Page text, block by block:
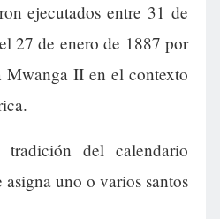
ejecutados entre 31 de
27 de enero de 1887 por
Mwanga II en el contexto
del calendario
uno o varios santos